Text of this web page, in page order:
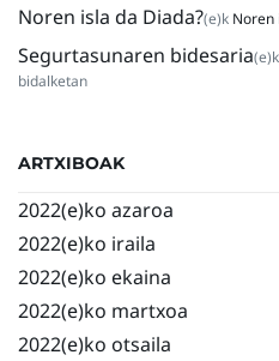
Noren isla da Diada?(e)k Noren
Segurtasunaren bidesaria(e)k
bidalketan
ARTXIBOAK
2022(e)ko azaroa
2022(e)ko iraila
2022(e)ko ekaina
2022(e)ko martxoa
2022(e)ko otsaila